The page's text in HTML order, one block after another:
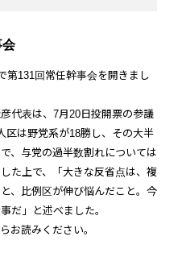
会
第131回常任幹事会を開きまし
代表は、7月20日投開票の参議
区は野党系が18勝し、その大半
、与党の過半数割れについては
た上で、「大きな反省点は、複
、比例区が伸び悩んだこと。今
だ」と述べました。
お読みください。